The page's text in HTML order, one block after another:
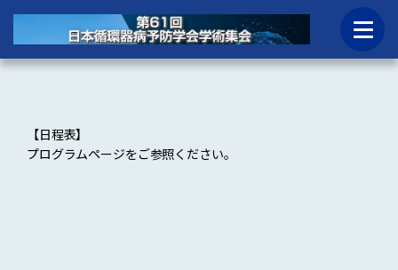
【日程表】
プログラムページをご参照ください。